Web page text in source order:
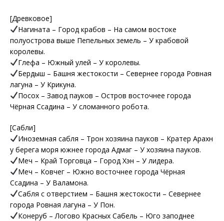
[Древковое]
Нагината – Город крабов – На самом востоке
полуострова выше Пепельных земель – У крабовой
королевы.
Глефа – Южный улей – У королевы.
Бердыш – Башня жестокости – Севернее города Ровная
лагуна – У Крикуна.
Посох – Завод пауков – Остров восточнее города
Чёрная Ссадина – У сломанного робота.
[Сабли]
Иноземная сабля – Трон хозяина пауков – Кратер Арахн
у берега моря южнее города Адмаг – У хозяина пауков.
Меч – Край Торговца – Город Хэн – У лидера.
Меч – Ковчег – Южно восточнее города Чёрная
Ссадина – У Валамона.
Сабля с отверстием – Башня жестокости – Севернее
города Ровная лагуна – У Пон.
Конеруб – Логово Красных Сабель – Юго заподнее